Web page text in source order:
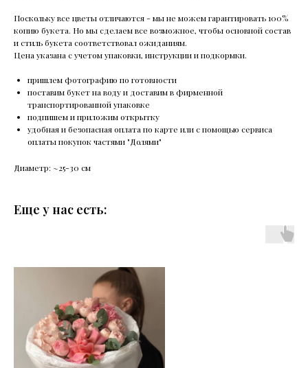
Поскольку все цветы отличаются - мы не можем гарантировать 100%
копию букета. Но мы сделаем все возможное, чтобы основной состав
и стиль букета соответствовал ожиданиям.
Цена указана с учетом упаковки, инструкции и подкормки.
пришлем фотографию по готовности
поставим букет на воду и доставим в фирменной
транспортированной упаковке
подпишем и приложим открытку
удобная и безопасная оплата по карте или с помощью сервиса
оплаты покупок частями "Долями"
Диаметр: ~25-30 см
Еще у нас есть: